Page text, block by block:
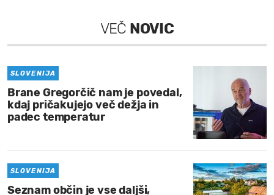
VEČ NOVIC
SLOVENIJA
Brane Gregorčič nam je povedal,
kdaj pričakujejo več dežja in
padec temperatur
SLOVENIJA
Seznam občin je vse daljši,